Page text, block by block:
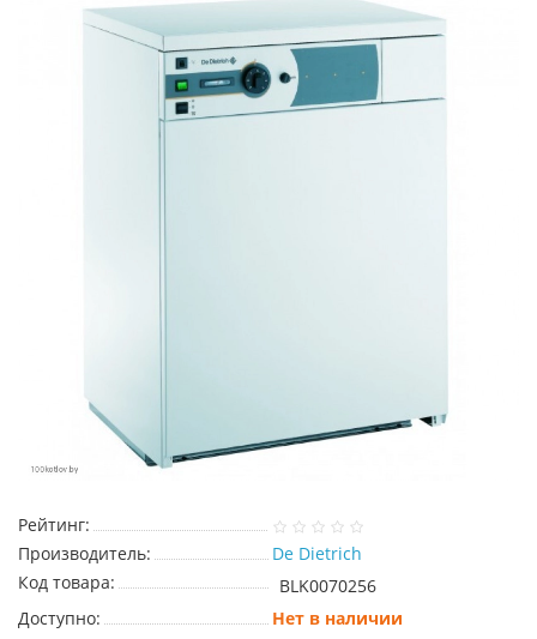
Рейтинг:
Производитель:
De Dietrich
Код товара:
BLK0070256
Доступно:
Нет в наличии